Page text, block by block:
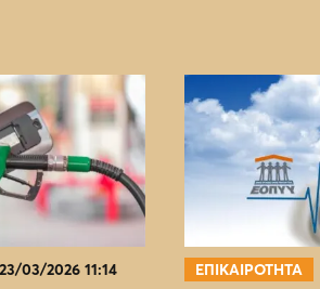
23/03/2026 11:14 ΕΠΙΚΑΙΡΟΤΗΤΑ